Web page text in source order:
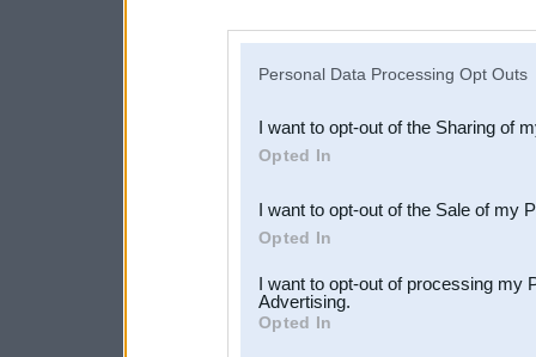
Downstream Participants
third parties.
Personal Data Processing Opt Outs
I want to opt-out of the Sharing of
Opted In
I want to opt-out of the Sale of my
Opted In
I want to opt-out of processing my
Advertising.
Opted In